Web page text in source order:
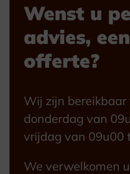
Wenst u
advies,
offerte?
Wij zijn
donderdag van
vrijdag van 09u00
We verwelkomen